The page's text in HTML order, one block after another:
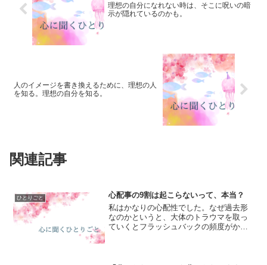
理想の自分になれない時は、そこに呪いの暗
示が隠れているのかも。
人のイメージを書き換えるために、理想の人
を知る。理想の自分を知る。
関連記事
ひとりごと
心配事の9割は起こらないって、本当？
私はかなりの心配性でした。なぜ過去形
なのかというと、大体のトラウマを取っ
ていくとフラッシュバックの頻度がかな